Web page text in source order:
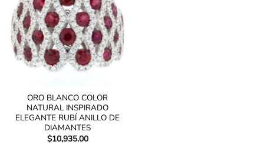
ORO BLANCO COLOR
NATURAL INSPIRADO
ELEGANTE RUBÍ ANILLO DE
DIAMANTES
$10,935.00